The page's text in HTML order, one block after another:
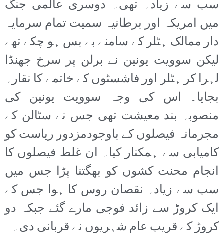
سب سے زیادہ تھی۔ دوسری عالمی جنگ
میں امریکہ اور برطانیہ سمیت تمام سرمایہ
دار ممالک ہٹلر کے سامنے بے بس ہو چکے تھے
لیکن سوویت یونین نے برلن پر سرخ جھنڈا
لہرا کر ہٹلر اور فاشسٹوں کے خاتمے کا نقارہ
بجایا۔ اس کی وجہ سوویت یونین کی
منصوبہ بند معیشت تھی جس نے سٹالن کے
مجرمانہ فیصلوں کے باوجودمزدور ریاست کو
کامیابی سے ہمکنار کیا۔ ان غلط فیصلوں کا
انجام محنت کشوں کو بھگتنا پڑا جس میں
سب سے زیادہ نقصان روس کا ہوا جس کے
ایک کروڑ سے زائد فوجی مارے گئے جبکہ دو
کروڑ کے قریب عام شہریوں نے قربانی دی۔